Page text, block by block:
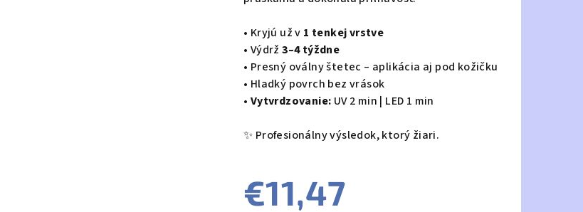
• Kryjú už v 1 tenkej vrstve
• Výdrž3–4 týždne
• Presný oválny štetec – aplikácia aj pod kožičku
• Hladký povrch bez vrások
• Vytvrdzovanie: UV 2 min | LED 1 min
✨ Profesionálny výsledok, ktorý žiari.
€11,47